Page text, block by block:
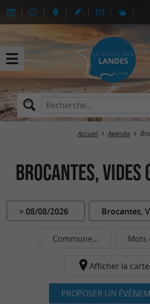
Accueil Agenda
Brocantes,
> 08/08/2026 Brocantes,
Commune... Mots
Afficher la carte
PROPOSER UN